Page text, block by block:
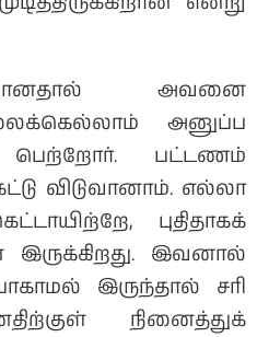
அவனை
அனுப்ப
பெற்றோர். பட்டணம்
விடுவானாம். எல்லா
புதிதாகக்
இவனால்
இருந்தால் சரி
நினைத்துக்